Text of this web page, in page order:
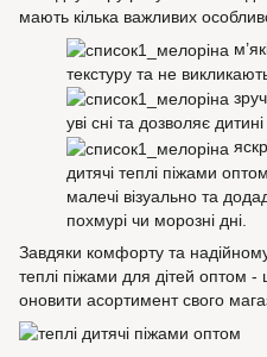
мають кілька важливих
текстуру та не
уві сні та дозволяє
дитячі теплі піжами
малечі візуально та
похмурі чи морозні дні.
Завдяки комфорту та
теплі піжами для дітей оптом
оновити асортимент свого